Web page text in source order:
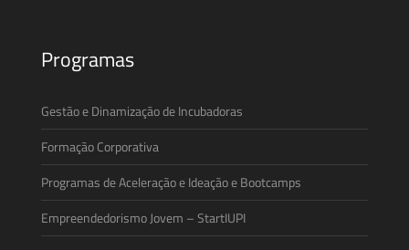
Programas
Gestão e Dinamização de Incubadoras
Formação Corporativa
Programas de Aceleração e Ideação e Bootcamps
Empreendedorismo Jovem – StartIUPI